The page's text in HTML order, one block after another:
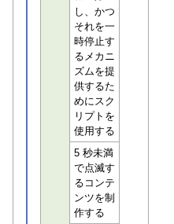
し、かつ
それを一
時停止す
るメカニ
ズムを提
供するた
めにスク
リプトを
使用する
5 秒未満
で点滅す
るコンテ
ンツを制
作する